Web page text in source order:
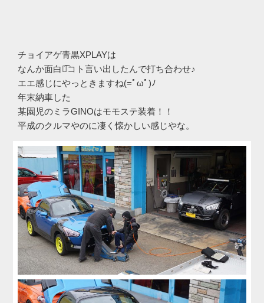
チョイアゲ青黒XPLAYは
なんか面白い͡コト言い出したんで打ち合わせ♪
エエ感じにやっときますね(=ﾟωﾟ)ﾉ
年末納車した
某園児のミラGINOはモモステ装着！！
平成のクルマやのに凄く懐かしい感じやな。